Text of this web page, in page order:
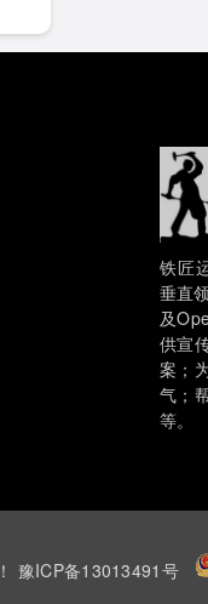
铁匠
垂直
及
供宣
案；
气；
等。
豫ICP备13013491号